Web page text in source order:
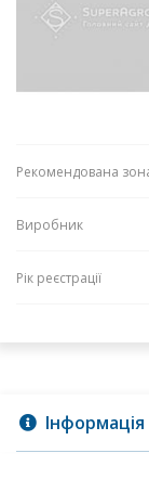
Рекомендована
Виробник
Рік реєстрації
Інформація